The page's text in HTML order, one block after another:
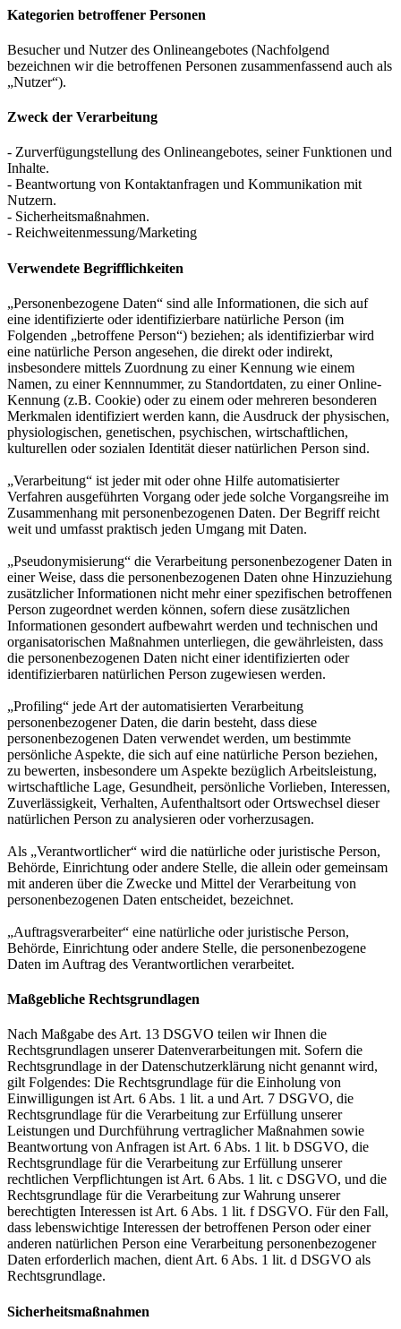
Kategorien betroffener Personen
Besucher und Nutzer des Onlineangebotes (Nachfolgend
bezeichnen wir die betroffenen Personen zusammenfassend auch als
„Nutzer“).
Zweck der Verarbeitung
- Zurverfügungstellung des Onlineangebotes, seiner Funktionen und
Inhalte.
- Beantwortung von Kontaktanfragen und Kommunikation mit
Nutzern.
- Sicherheitsmaßnahmen.
- Reichweitenmessung/Marketing
Verwendete Begrifflichkeiten
„Personenbezogene Daten“ sind alle Informationen, die sich auf
eine identifizierte oder identifizierbare natürliche Person (im
Folgenden „betroffene Person“) beziehen; als identifizierbar wird
eine natürliche Person angesehen, die direkt oder indirekt,
insbesondere mittels Zuordnung zu einer Kennung wie einem
Namen, zu einer Kennnummer, zu Standortdaten, zu einer Online-
Kennung (z.B. Cookie) oder zu einem oder mehreren besonderen
Merkmalen identifiziert werden kann, die Ausdruck der physischen,
physiologischen, genetischen, psychischen, wirtschaftlichen,
kulturellen oder sozialen Identität dieser natürlichen Person sind.
„Verarbeitung“ ist jeder mit oder ohne Hilfe automatisierter
Verfahren ausgeführten Vorgang oder jede solche Vorgangsreihe im
Zusammenhang mit personenbezogenen Daten. Der Begriff reicht
weit und umfasst praktisch jeden Umgang mit Daten.
„Pseudonymisierung“ die Verarbeitung personenbezogener Daten in
einer Weise, dass die personenbezogenen Daten ohne Hinzuziehung
zusätzlicher Informationen nicht mehr einer spezifischen betroffenen
Person zugeordnet werden können, sofern diese zusätzlichen
Informationen gesondert aufbewahrt werden und technischen und
organisatorischen Maßnahmen unterliegen, die gewährleisten, dass
die personenbezogenen Daten nicht einer identifizierten oder
identifizierbaren natürlichen Person zugewiesen werden.
„Profiling“ jede Art der automatisierten Verarbeitung
personenbezogener Daten, die darin besteht, dass diese
personenbezogenen Daten verwendet werden, um bestimmte
persönliche Aspekte, die sich auf eine natürliche Person beziehen,
zu bewerten, insbesondere um Aspekte bezüglich Arbeitsleistung,
wirtschaftliche Lage, Gesundheit, persönliche Vorlieben, Interessen,
Zuverlässigkeit, Verhalten, Aufenthaltsort oder Ortswechsel dieser
natürlichen Person zu analysieren oder vorherzusagen.
Als „Verantwortlicher“ wird die natürliche oder juristische Person,
Behörde, Einrichtung oder andere Stelle, die allein oder gemeinsam
mit anderen über die Zwecke und Mittel der Verarbeitung von
personenbezogenen Daten entscheidet, bezeichnet.
„Auftragsverarbeiter“ eine natürliche oder juristische Person,
Behörde, Einrichtung oder andere Stelle, die personenbezogene
Daten im Auftrag des Verantwortlichen verarbeitet.
Maßgebliche Rechtsgrundlagen
Nach Maßgabe des Art. 13 DSGVO teilen wir Ihnen die
Rechtsgrundlagen unserer Datenverarbeitungen mit. Sofern die
Rechtsgrundlage in der Datenschutzerklärung nicht genannt wird,
gilt Folgendes: Die Rechtsgrundlage für die Einholung von
Einwilligungen ist Art. 6 Abs. 1 lit. a und Art. 7 DSGVO, die
Rechtsgrundlage für die Verarbeitung zur Erfüllung unserer
Leistungen und Durchführung vertraglicher Maßnahmen sowie
Beantwortung von Anfragen ist Art. 6 Abs. 1 lit. b DSGVO, die
Rechtsgrundlage für die Verarbeitung zur Erfüllung unserer
rechtlichen Verpflichtungen ist Art. 6 Abs. 1 lit. c DSGVO, und die
Rechtsgrundlage für die Verarbeitung zur Wahrung unserer
berechtigten Interessen ist Art. 6 Abs. 1 lit. f DSGVO. Für den Fall,
dass lebenswichtige Interessen der betroffenen Person oder einer
anderen natürlichen Person eine Verarbeitung personenbezogener
Daten erforderlich machen, dient Art. 6 Abs. 1 lit. d DSGVO als
Rechtsgrundlage.
Sicherheitsmaßnahmen